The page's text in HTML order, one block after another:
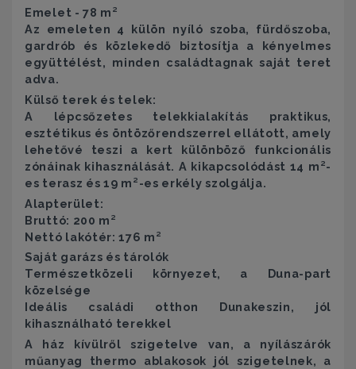
Emelet - 78 m²
Az emeleten 4 külön nyíló szoba, fürdőszoba,
gardrób és közlekedő biztosítja a kényelmes
együttélést, minden családtagnak saját teret
adva.
Külső terek és telek:
A lépcsőzetes telekkialakítás praktikus,
esztétikus és öntözőrendszerrel ellátott, amely
lehetővé teszi a kert különböző funkcionális
zónáinak kihasználását. A kikapcsolódást 14 m²-
es terasz és 19 m²-es erkély szolgálja.
Alapterület:
Bruttó: 200 m²
Nettó lakótér: 176 m²
Saját garázs és tárolók
Természetközeli környezet, a Duna-part
közelsége
Ideális családi otthon Dunakeszin, jól
kihasználható terekkel
A ház kívülről szigetelve van, a nyílászárók
műanyag thermo ablakosok jól szigetelnek, a